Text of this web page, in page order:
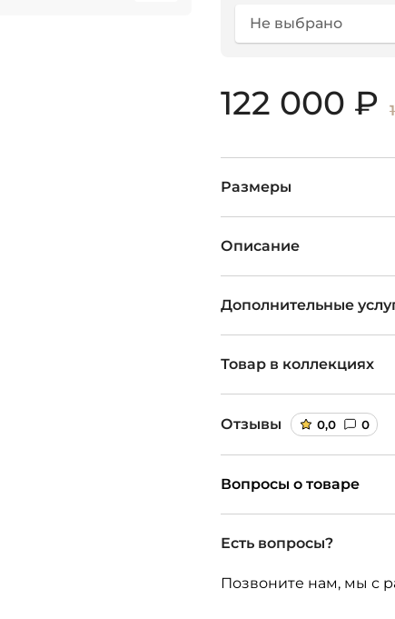
Не выбрано
122 000 ₽
Размеры
Описание
Дополнительные
Товар в коллекциях
Отзывы 0,0 0
Вопросы о товаре
Есть вопросы?
Позвоните нам, мы с